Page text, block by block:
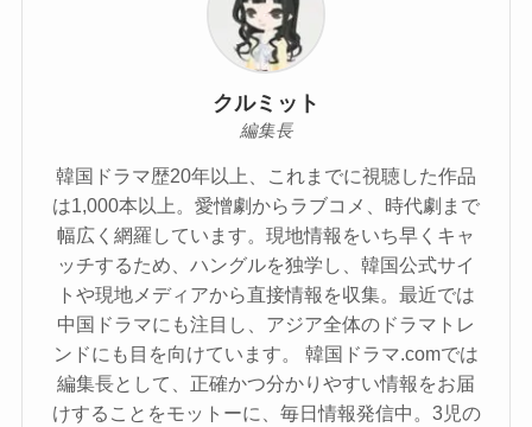
クルミット
編集長
韓国ドラマ歴20年以上、これまでに視聴した作品
は1,000本以上。愛憎劇からラブコメ、時代劇まで
幅広く網羅しています。現地情報をいち早くキャ
ッチするため、ハングルを独学し、韓国公式サイ
トや現地メディアから直接情報を収集。最近では
中国ドラマにも注目し、アジア全体のドラマトレ
ンドにも目を向けています。 韓国ドラマ.comでは
編集長として、正確かつ分かりやすい情報をお届
けすることをモットーに、毎日情報発信中。3児の